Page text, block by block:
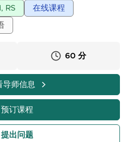
与不同年龄的孩子们一起工
成了法语硕士学位，并以简
式传授我的知识和经验。在课堂
和清晰
做准备，没有压力
程，包括“弗拉迪斯拉夫·里布
孩子的需求调整教学。我的目标
RS 在线课程
60 分
导师信息
预订课程
提出问题